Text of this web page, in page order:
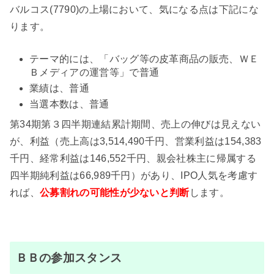
バルコス(7790)の上場において、気になる点は下記にな
ります。
テーマ的には、「バッグ等の皮革商品の販売、ＷＥ
Ｂメディアの運営等」で普通
業績は、普通
当選本数は、普通
第34期第３四半期連結累計期間、売上の伸びは見えない
が、利益（売上高は3,514,490千円、営業利益は154,383
千円、経常利益は146,552千円、親会社株主に帰属する
四半期純利益は66,989千円）があり、IPO人気を考慮す
れば、 公募割れの可能性が少ないと判断します。
ＢＢの参加スタンス